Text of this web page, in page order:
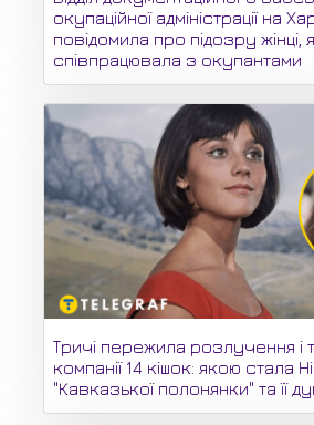
окупаційної адміністрації на
повідомила про підозру жінці,
співпрацювала з окупантами
Тричі пережила розлучення і
компанії 14 кішок: якою стала
"Кавказької полонянки" та її